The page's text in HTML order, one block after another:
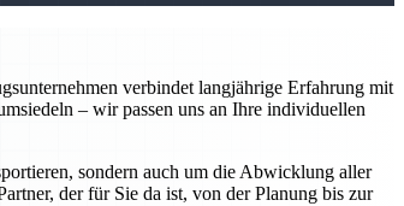
verbindet langjährige Erfahrung mit
– wir passen uns an Ihre individuellen
sondern auch um die Abwicklung aller
der für Sie da ist, von der Planung bis zur